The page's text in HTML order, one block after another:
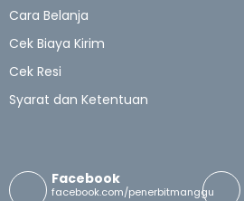
Cara Belanja
Cek Biaya Kirim
Cek Resi
Syarat dan Ketentuan
Facebook
facebook.com/penerbitmanggu